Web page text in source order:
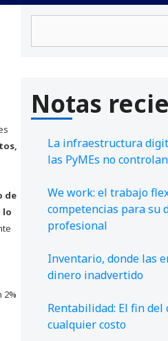
de
lo
2%
Notas
La infraestructura
las PyMEs no controlan
We work: el trabajo
competencias para su
profesional
Inventario, donde las
dinero inadvertido
Rentabilidad: El fin del
cualquier costo